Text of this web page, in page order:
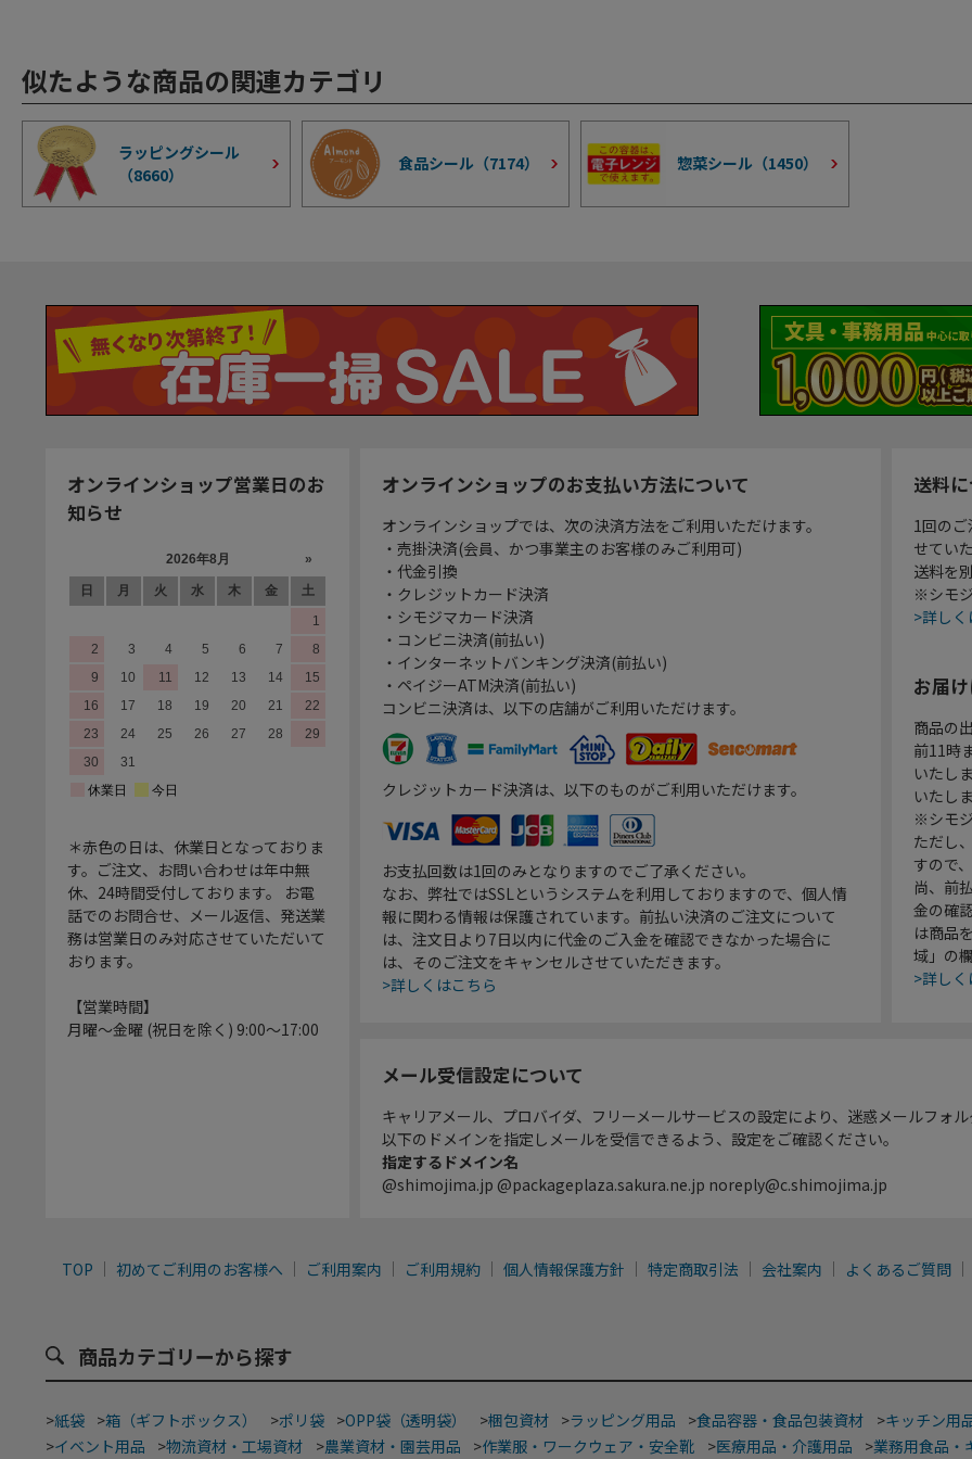
似たような商品の関連カテゴリ
ラッピングシール
（8660）
食品シール（7174） 惣菜シール（1450）
オンラインショップ営業日のお
知らせ
＊赤色の日は、休業日となっておりま
す。ご注文、お問い合わせは年中無
休、24時間受付しております。 お電
話でのお問合せ、メール返信、発送業
務は営業日のみ対応させていただいて
おります。
【営業時間】
月曜～金曜 (祝日を除く) 9:00～17:00
オンラインショップのお支払い方法について
オンラインショップでは、次の決済方法をご利用いただけます。
・売掛決済(会員、かつ事業主のお客様のみご利用可)
・代金引換
・クレジットカード決済
・シモジマカード決済
・コンビニ決済(前払い)
・インターネットバンキング決済(前払い)
・ペイジーATM決済(前払い)
コンビニ決済は、以下の店舗がご利用いただけます。
クレジットカード決済は、以下のものがご利用いただけます。
お支払回数は1回のみとなりますのでご了承ください。
なお、弊社ではSSLというシステムを利用しておりますので、個人情
報に関わる情報は保護されています。前払い決済のご注文について
は、注文日より7日以内に代金のご入金を確認できなかった場合に
は、そのご注文をキャンセルさせていただきます。
>詳しくはこちら
送料
1回の
せてい
送料を
※シモ
>詳し
お届
商品の
前11時
いたし
いたし
※シモ
ただし
すので
尚、前
金の確
は商品
域」の
>詳し
メール受信設定について
キャリアメール、プロバイダ、フリーメールサービスの設定により、迷惑メールフォ
以下のドメインを指定しメールを受信できるよう、設定をご確認ください。
指定するドメイン名
@shimojima.jp @packageplaza.sakura.ne.jp noreply@c.shimojima.jp
TOP 初めてご利用のお客様へ ご利用案内 ご利用規約 個人情報保護方針 特定商取引法 会社案内 よくあるご質問
商品カテゴリーから探す
>紙袋 >箱（ギフトボックス） >ポリ袋 >OPP袋（透明袋） >梱包資材 >ラッピング用品 >食品容器・食品包装資材 >キッチン用
>イベント用品 >物流資材・工場資材 >農業資材・園芸用品 >作業服・ワークウェア・安全靴 >医療用品・介護用品 >業務用食品・